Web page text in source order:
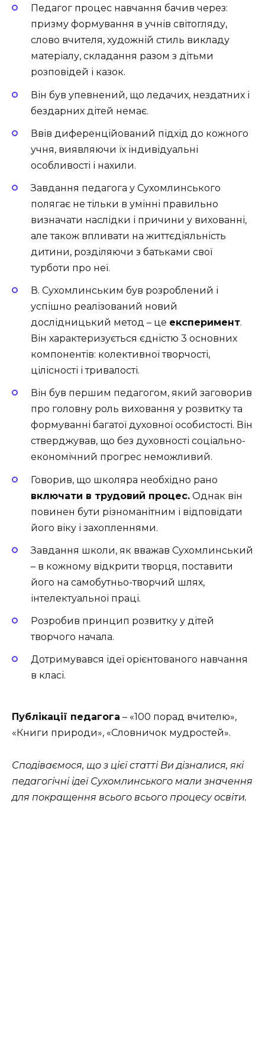
Педагог процес навчання бачив через:
призму формування в учнів світогляду,
слово вчителя, художній стиль викладу
матеріалу, складання разом з дітьми
розповідей і казок.
Він був упевнений, що ледачих, нездатних і
бездарних дітей немає.
Ввів диференційований підхід до кожного
учня, виявляючи їх індивідуальні
особливості і нахили.
Завдання педагога у Сухомлинського
полягає не тільки в умінні правильно
визначати наслідки і причини у вихованні,
але також впливати на життєдіяльність
дитини, розділяючи з батьками свої
турботи про неї.
В. Сухомлинським був розроблений і
успішно реалізований новий
дослідницький метод – це експеримент.
Він характеризується єдністю 3 основних
компонентів: колективної творчості,
цілісності і тривалості.
Він був першим педагогом, який заговорив
про головну роль виховання у розвитку та
формуванні багатої духовної особистості. Він
стверджував, що без духовності соціально-
економічний прогрес неможливий.
Говорив, що школяра необхідно рано
включати в трудовий процес. Однак він
повинен бути різноманітним і відповідати
його віку і захопленнями.
Завдання школи, як вважав Сухомлинський
– в кожному відкрити творця, поставити
його на самобутньо-творчий шлях,
інтелектуальної праці.
Розробив принцип розвитку у дітей
творчого начала.
Дотримувався ідеї орієнтованого навчання
в класі.
Публікації педагога – «100 порад вчителю»,
«Книги природи», «Словничок мудростей».
Сподіваємося, що з цієї статті Ви дізналися, які
педагогічні ідеї Сухомлинського мали значення
для покращення всього всього процесу освіти.